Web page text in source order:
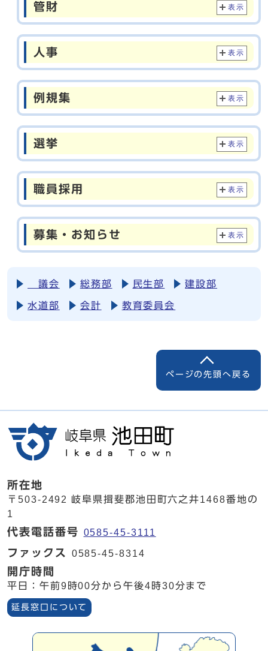
管財 表示
人事 表示
例規集 表示
選挙 表示
職員採用 表示
募集・お知らせ 表示
議会 総務部 民生部 建設部
水道部 会計 教育委員会
ページの先頭へ戻る
所在地
〒503-2492 岐阜県揖斐郡池田町六之井1468番地の
1
代表電話番号 0585-45-3111
ファックス 0585-45-8314
開庁時間
平日：午前9時00分から午後4時30分まで
延長窓口について